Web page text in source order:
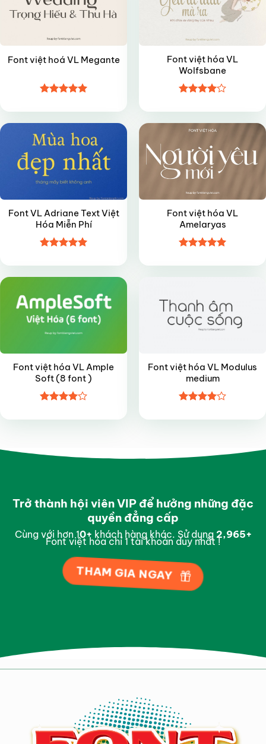
Font việt hoá VL Megante
hạng55
sao
Font việt hóa VL
Wolfsbane
xếp hạng
45 sao
Font VL Adriane Text Việt
Hóa Miễn Phí
hạng55
sao
Font việt hóa VL
Amelaryas
hạng55
Font việt hóa VL Ample
Soft (8 font )
xếp hạng
Font việt hóa VL Modulus
medium
xếp hạng
Trở thành hội viên VIP để hưởng những đặc
quyền đẳng cấp
Cùng với hơn 10+ khách hàng khác. Sử dụng 2,997+
Font việt hóa chỉ 1 tài khoản duy nhất !
THAM GIA NGAY